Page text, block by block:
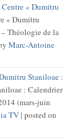
« Dumitru
« Dumitru
Théologie de la
Marc-Antoine
Staniloae :
: Calendrier
(mars-juin
TV| posted on